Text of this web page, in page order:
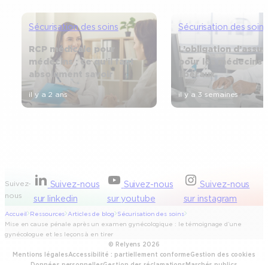
Sécurisation des soins
RCP médicale pour
médecins : ce qu’il faut
absolument savoir
il y a 2 ans
Sécurisation des soins
L’obligation
pour les médecins
libéraux
il y a 3 semaines
Suivez-
nous
Suivez-nous
sur linkedin
Suivez-nous
sur youtube
Suivez-nous
sur instagram
Accueil Ressources Articles de blog Sécurisation des soins
Mise en cause pénale après un examen gynécologique : le témoignage d’une
gynécologue et les leçons à en tirer
© Relyens 2026
Mentions légalesAccessibilité : partiellement conformeGestion des cookies